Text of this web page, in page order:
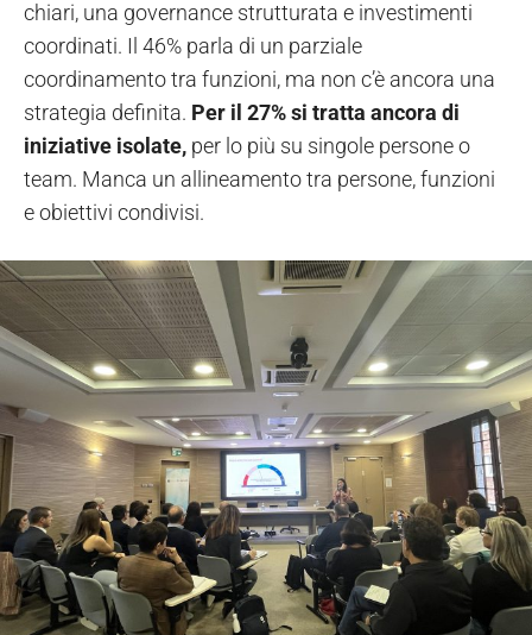
chiari, una governance strutturata e investimenti
coordinati. Il 46% parla di un parziale
coordinamento tra funzioni, ma non c’è ancora una
strategia definita. Per il 27% si tratta ancora di
iniziative isolate, per lo più su singole persone o
team. Manca un allineamento tra persone, funzioni
e obiettivi condivisi.